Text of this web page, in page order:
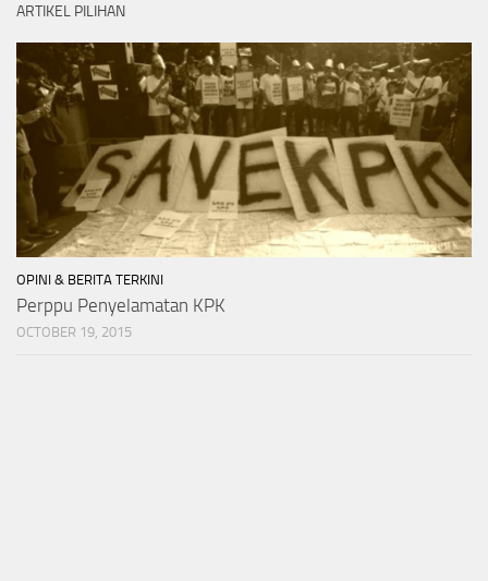
ARTIKEL PILIHAN
OPINI & BERITA TERKINI
Perppu Penyelamatan KPK
OCTOBER 19, 2015